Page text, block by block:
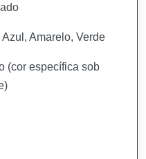
Amarelo, Verde
(cor específica sob